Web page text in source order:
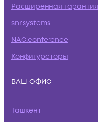
Расширенная гарантия
snr.systems
NAG.conference
Конфигураторы
ВАШ ОФИС
Ташкент